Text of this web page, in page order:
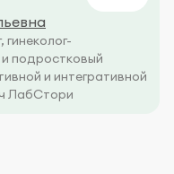
подростковый
и интегративной
ЛабСтори